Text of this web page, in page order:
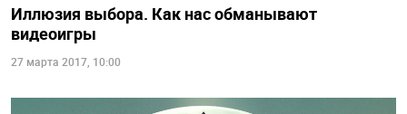
Иллюзия выбора. Как нас обманывают
видеоигры
27 марта 2017, 10:00